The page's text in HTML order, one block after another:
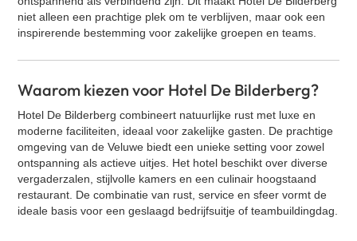
Oud Hollandse spellen
Cocktail workshop
Zakelijke speeddate (kennismakingsspel)
GPS Citygames
Graffiti workshop
Expeditie RobinZon - Hotel editie
Bingo XL
Cluedo XL
Percussie workshop
niet alleen een prachtige plek om te verblijven, maar ook een
inspirerende bestemming voor zakelijke groepen en teams.
Waarom kiezen voor Hotel De Bilderberg?
Hotel De Bilderberg combineert natuurlijke rust met luxe en
moderne faciliteiten, ideaal voor zakelijke gasten. De prachtige
omgeving van de Veluwe biedt een unieke setting voor zowel
ontspanning als actieve uitjes. Het hotel beschikt over diverse
vergaderzalen, stijlvolle kamers en een culinair hoogstaand
restaurant. De combinatie van rust, service en sfeer vormt de
ideale basis voor een geslaagd bedrijfsuitje of teambuildingdag.